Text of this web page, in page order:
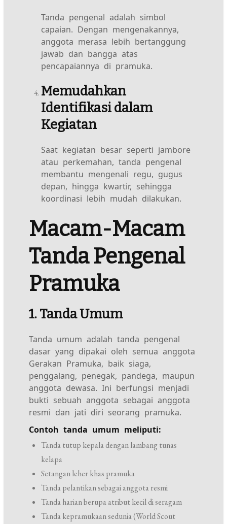
Tanda pengenal adalah simbol
capaian. Dengan mengenakannya,
anggota merasa lebih bertanggung
jawab dan bangga atas
pencapaiannya di pramuka.
Memudahkan
Identifikasi dalam
Kegiatan
Saat kegiatan besar seperti jambore
atau perkemahan, tanda pengenal
membantu mengenali regu, gugus
depan, hingga kwartir, sehingga
koordinasi lebih mudah dilakukan.
Macam-Macam
Tanda Pengenal
Pramuka
1. Tanda Umum
Tanda umum adalah tanda pengenal
dasar yang dipakai oleh semua anggota
Gerakan Pramuka, baik siaga,
penggalang, penegak, pandega, maupun
anggota dewasa. Ini berfungsi menjadi
bukti sebuah anggota sebagai anggota
resmi dan jati diri seorang pramuka.
Contoh tanda umum meliputi:
Tanda tutup kepala dengan lambang tunas
kelapa
Setangan leher khas pramuka
Tanda pelantikan sebagai anggota resmi
Tanda harian berupa atribut kecil di seragam
Tanda kepramukaan sedunia (World Scout